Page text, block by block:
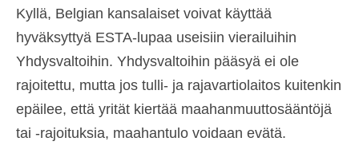
Kyllä, Belgian kansalaiset voivat käyttää
hyväksyttyä ESTA-lupaa useisiin vierailuihin
Yhdysvaltoihin. Yhdysvaltoihin pääsyä ei ole
rajoitettu, mutta jos tulli- ja rajavartiolaitos kuitenkin
epäilee, että yrität kiertää maahanmuuttosääntöjä
tai -rajoituksia, maahantulo voidaan evätä.